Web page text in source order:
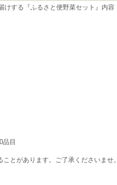
けする『ふるさと便野菜セット』内容
目
とがあります。ご了承くださいませ。